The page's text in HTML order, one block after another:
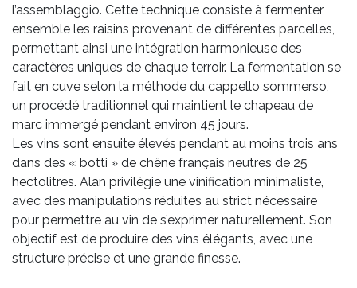
l’assemblaggio. Cette technique consiste à fermenter
ensemble les raisins provenant de différentes parcelles,
permettant ainsi une intégration harmonieuse des
caractères uniques de chaque terroir. La fermentation se
fait en cuve selon la méthode du cappello sommerso,
un procédé traditionnel qui maintient le chapeau de
marc immergé pendant environ 45 jours.
Les vins sont ensuite élevés pendant au moins trois ans
dans des « botti » de chêne français neutres de 25
hectolitres. Alan privilégie une vinification minimaliste,
avec des manipulations réduites au strict nécessaire
pour permettre au vin de s’exprimer naturellement. Son
objectif est de produire des vins élégants, avec une
structure précise et une grande finesse.